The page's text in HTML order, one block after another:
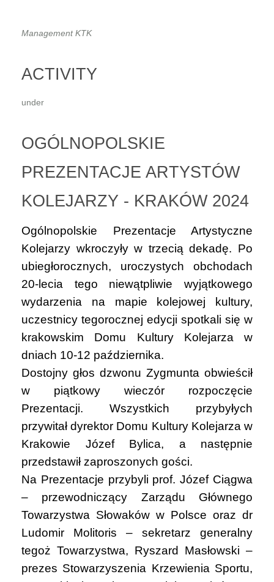
Management KTK
ACTIVITY
under
OGÓLNOPOLSKIE
PREZENTACJE ARTYSTÓW
KOLEJARZY - KRAKÓW 2024
Ogólnopolskie Prezentacje Artystyczne
Kolejarzy wkroczyły w trzecią dekadę. Po
ubiegłorocznych, uroczystych obchodach
20-lecia tego niewątpliwie wyjątkowego
wydarzenia na mapie kolejowej kultury,
uczestnicy tegorocznej edycji spotkali się w
krakowskim Domu Kultury Kolejarza w
dniach 10-12 października.
Dostojny głos dzwonu Zygmunta obwieścił
w piątkowy wieczór rozpoczęcie
Prezentacji. Wszystkich przybyłych
przywitał dyrektor Domu Kultury Kolejarza w
Krakowie Józef Bylica, a następnie
przedstawił zaproszonych gości.
Na Prezentacje przybyli prof. Józef Ciągwa
– przewodniczący Zarządu Głównego
Towarzystwa Słowaków w Polsce oraz dr
Ludomir Molitoris – sekretarz generalny
tegoż Towarzystwa, Ryszard Masłowski –
prezes Stowarzyszenia Krzewienia Sportu,